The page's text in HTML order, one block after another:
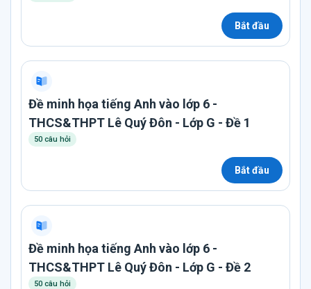
Bắt đầu
Đề minh họa tiếng Anh vào lớp 6 -
THCS&THPT Lê Quý Đôn - Lớp G - Đề 1
50 câu hỏi
Bắt đầu
Đề minh họa tiếng Anh vào lớp 6 -
THCS&THPT Lê Quý Đôn - Lớp G - Đề 2
50 câu hỏi